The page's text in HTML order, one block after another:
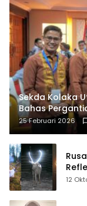
Sekda Kolaka
Bahas
25 Februari 2026
Raya
12